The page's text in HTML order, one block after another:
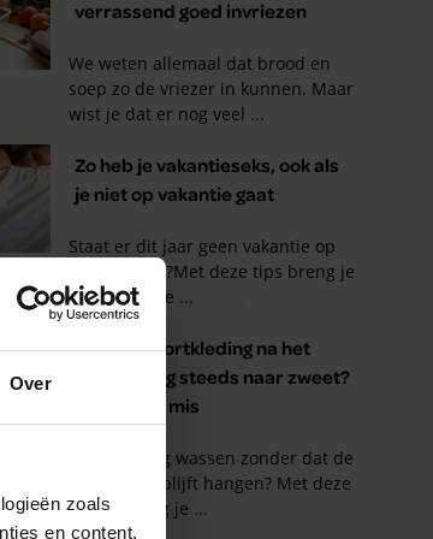
Over
zoals
en content,